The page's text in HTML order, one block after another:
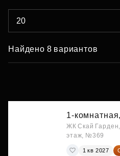
Найдено 8 вариантов
1-комнатная,
ЖК Скай Гарден,
этаж, №369
1 кв 2027